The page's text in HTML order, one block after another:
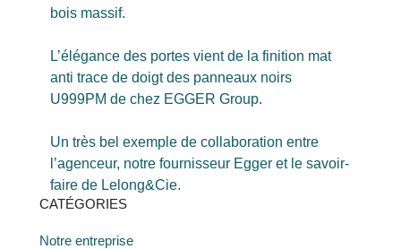
bois massif.
L’élégance des portes vient de la finition mat
anti trace de doigt des panneaux noirs
U999PM de chez EGGER Group.
Un très bel exemple de collaboration entre
l’agenceur, notre fournisseur Egger et le savoir-
faire de Lelong&Cie.
CATÉGORIES
Notre entreprise